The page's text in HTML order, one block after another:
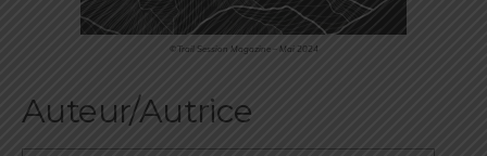
©Trail Session Magazine – Mai 2024
Auteur/Autrice